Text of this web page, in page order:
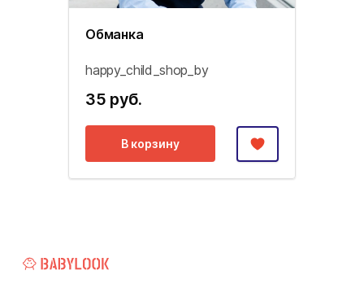
Обманка
happy_child_shop_by
35 руб.
В корзину